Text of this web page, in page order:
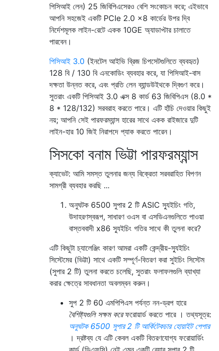
পিসিআই লেন) 25 জিবিপিএসেরও বেশি সংকোচন করে; এইভাবে
আপনি সহজেই একটি PCIe 2.0 x8 কার্ডের উপর দ্বি
নির্দেশমূলক লাইন-রেটে একক 10GE অ্যাডাপ্টার চালাতে
পারবেন।
পিসিআই 3.0 (ইনটেল আইভি ব্রিজ চিপসেটগুলিতে ব্যবহৃত)
128 বি / 130 বি এনকোডিং ব্যবহার করে, যা পিসিআই-বাস
দক্ষতা উন্নত করে, এবং প্রতি লেন ব্যান্ডউইথকে দ্বিগুণ করে।
সুতরাং একটি পিসিআই 3.0 এক্স 8 কার্ড 63 জিবিপিএস (8.0 *
8 * 128/132) সরবরাহ করতে পারে। এটি হাঁচি দেওয়ার কিছুই
নয়; আপনি সেই পারফরম্যান্স হারের সাথে একক রাইজারে দুটি
লাইন-হার 10 জিই নিরাপদে প্যাক করতে পারেন।
সিসকো বনাম ভিট্টা পারফরম্যান্স
ক্যাভেট: আমি সমস্ত তুলনার জন্য বিক্রেতা সরবরাহিত বিপণন
সামগ্রী ব্যবহার করছি ...
অনুঘটক 6500 সুপার 2 টি ASIC স্যুইচিং গতি,
উদাহরণস্বরূপ, সাধারণ ওএস বা এসডিএনগুলিতে পাওয়া
বাস্তববাদী x86 স্যুইচিং গতির সাথে কী তুলনা করে?
এটি কিছুটা চ্যালেঞ্জিং কারণ আমরা একটি কেন্দ্রীয়-স্যুইচিং
সিস্টেমের (ভিট্টা) সাথে একটি সম্পূর্ণ-বিতরণ করা সুইচিং সিস্টেম
(সুপার 2 টি) তুলনা করতে চলেছি, সুতরাং ফলাফলগুলি ব্যাখ্যা
করার ক্ষেত্রে সাবধানতা অবলম্বন করুন।
সুপ 2 টি 60 এমপিপিএস পর্যন্ত নন-ড্রপ হারে
বৈশিষ্ট্যগুলি সক্ষম করেফরোয়ার্ড করতে পারে । তথ্যসূত্র:
অনুঘটক 6500 সুপার 2 টি আর্কিটেকচার হোয়াইট পেপার
। দ্রষ্টব্য যে এটি কেবল একটি বিতরণযোগ্য ফরোয়ার্ডিং